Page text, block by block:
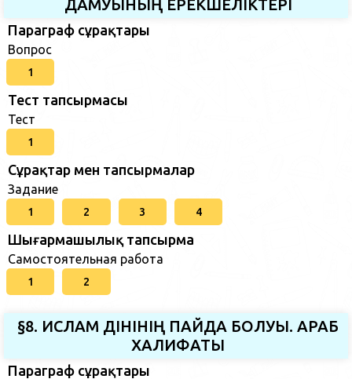
ДАМУЫНЫҢ ЕРЕКШЕЛІКТЕРІ
Параграф сұрақтары
Вопрос
1
Тест тапсырмасы
Тест
1
Сұрақтар мен тапсырмалар
Задание
1 2 3 4
Шығармашылық тапсырма
Самостоятельная работа
1 2
§8. ИСЛАМ ДІНІНІҢ ПАЙДА БОЛУЫ. АРАБ
ХАЛИФАТЫ
Параграф сұрақтары